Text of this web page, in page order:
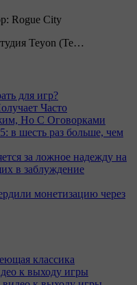
Rogue City
Teyon (Te…
для игр?
Часто
Но С Оговорками
в шесть раз больше, чем
за ложное надежду на
в заблуждение
монетизацию через
классика
к выходу игры